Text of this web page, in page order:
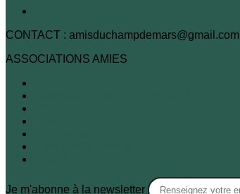
CONTACT : amisduchampdemars@gmail.com
ASSOCIATIONS AMIES
Je m'abonne à la newsletter